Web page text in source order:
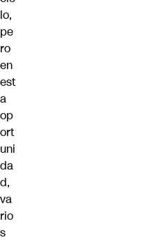
lo,
pe
ro
en
est
a
op
ort
uni
da
d,
va
rio
s